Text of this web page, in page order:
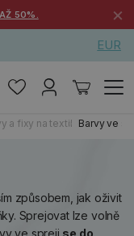
50%. ×
EUR
a fixy na textil Barvy ve
způsobem, jak oživit
Sprejovat lze volně
ve spreji se do